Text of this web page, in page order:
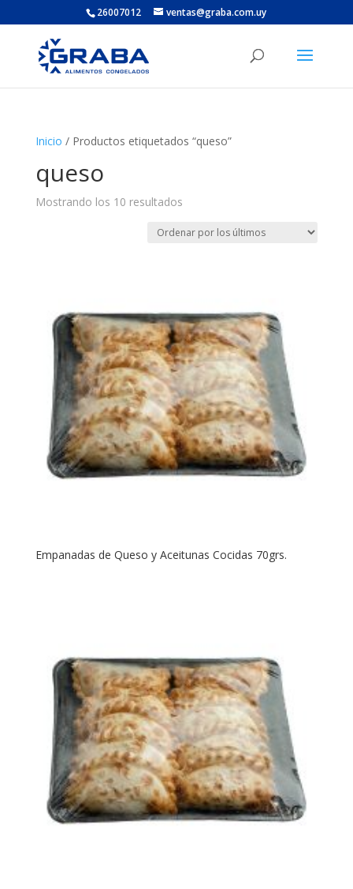
26007012 ventas@graba.com.uy
Inicio / Productos etiquetados “queso”
queso
Mostrando los 10 resultadosOrdenado
los
Empanadas de Queso y Aceitunas Cocidas 70grs.